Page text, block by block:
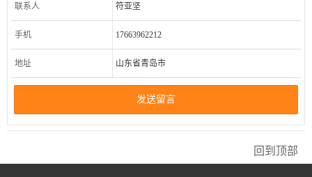
联系人 符亚坚
手机 17663962212
地址 山东省青岛市
发送留言
回到顶部